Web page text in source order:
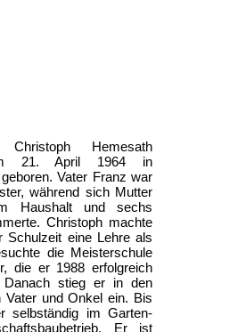
Christoph Hemesath
21. April 1964 in
Vater Franz war
während sich Mutter
Haushalt und sechs
Christoph machte
Schulzeit eine Lehre als
die Meisterschule
die er 1988 erfolgreich
Danach stieg er in den
Vater und Onkel ein. Bis
selbständig im Garten-
Er ist